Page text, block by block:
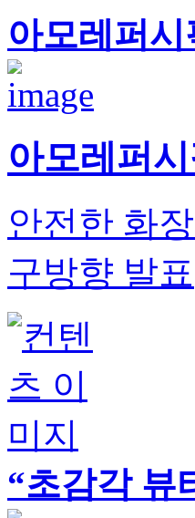
아모레퍼
아모레퍼
안전한 화
구방향 발표
“초감각 뷰